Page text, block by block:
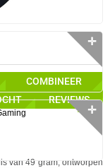
❯
van 49 gram, ontworpen
COMBINEER
REVIEWS
✛
✛